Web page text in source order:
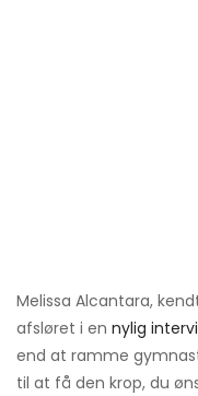
Melissa Alcantara,
afsløret i en nylig
end at ramme
til at få den krop, du